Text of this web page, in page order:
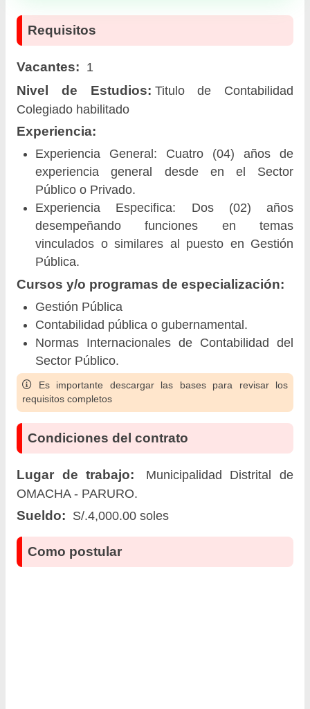
Requisitos
Vacantes: 1
Nivel de Estudios: Titulo de Contabilidad
Colegiado habilitado
Experiencia:
Experiencia General: Cuatro (04) años de
experiencia general desde en el Sector
Público o Privado.
Experiencia Especifica: Dos (02) años
desempeñando funciones en temas
vinculados o similares al puesto en Gestión
Pública.
Cursos y/o programas de especialización:
Gestión Pública
Contabilidad pública o gubernamental.
Normas Internacionales de Contabilidad del
Sector Público.
Es importante descargar las bases para revisar los
requisitos completos
Condiciones del contrato
Lugar de trabajo:
Municipalidad Distrital de
OMACHA - PARURO.
Sueldo: S/.4,000.00 soles
Como postular